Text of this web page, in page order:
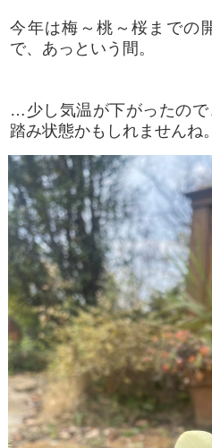
今年は梅～桃～桜までの
で、あっという間。
…少し気温が下がったので
踏み状態かもしれませんね。